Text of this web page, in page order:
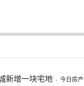
新增一块宅地 · 今日房产